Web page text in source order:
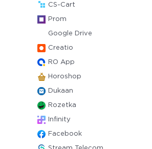
CS-Cart
Prom
Google Drive
Creatio
RO App
Horoshop
Dukaan
Rozetka
Infinity
Facebook